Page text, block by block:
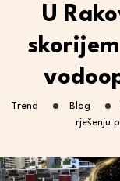
U
Trend Blog
rješenju